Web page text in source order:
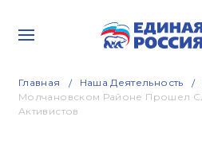
Главная Наша Деятельность
Молчановском Районе Прошел
Активистов